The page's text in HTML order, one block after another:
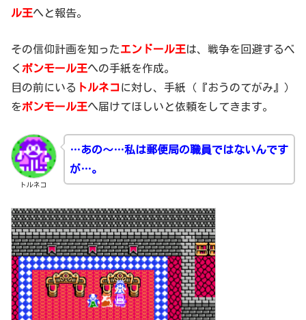
ル王へと報告。
その信仰計画を知ったエンドール王は、戦争を回避するべ
く ボンモール王への手紙を作成。
目の前にいる トルネコ に対し、手紙（『おうのてがみ』）
をボンモール王へ届けてほしいと依頼をしてきます。
トルネコ
…あの～…私は郵便局の職員ではないんです
が…。